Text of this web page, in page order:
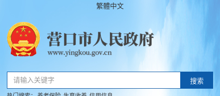
繁體中文
请输入关键字 搜索